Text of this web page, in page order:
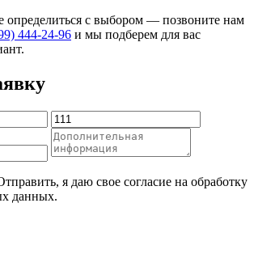
определиться с выбором — позвоните нам
444-24-96 и мы подберем для вас
я даю свое согласие на обработку
данных.